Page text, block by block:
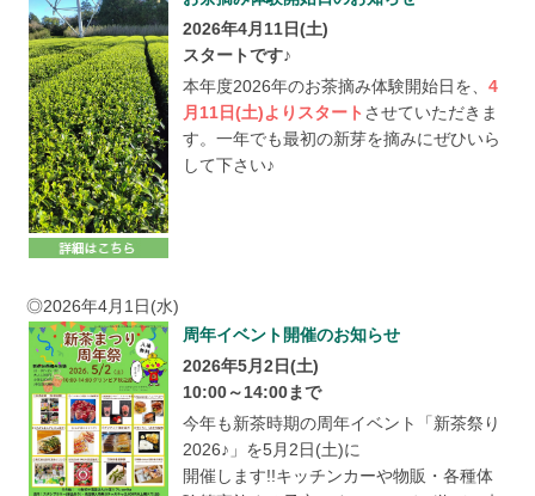
2026年4月11日(土)
スタートです♪
本年度2026年のお茶摘み体験開始日を、4
月11日(土)よりスタート させていただきま
す。一年でも最初の新芽を摘みにぜひいら
して下さい♪
◎2026年4月1日(水)
周年イベント開催のお知らせ
2026年5月2日(土)
10:00～14:00まで
今年も新茶時期の周年イベント「新茶祭り
2026♪」を5月2日(土)に
開催します!!キッチンカーや物販・各種体